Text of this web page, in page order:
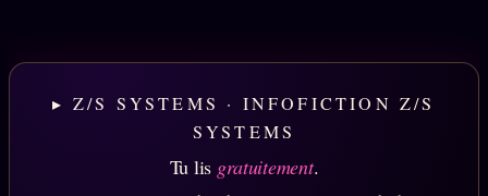
▸ Z/S SYSTEMS · INFOFICTION Z/S
SYSTEMS
Tu lis gratuitement.